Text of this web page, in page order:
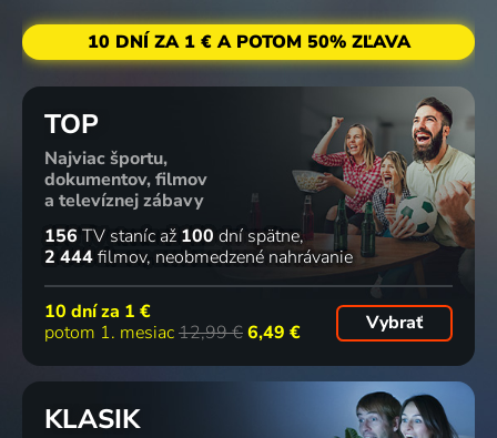
10 DNÍ ZA 1 € A POTOM 50% ZĽAVA
TOP
Najviac športu,
dokumentov, filmov
a televíznej zábavy
156 TV staníc až 100 dní spätne
2 444filmov neobmedzené nahrávanie
10 dní za 1 €
potom 1. mesiac12,99 €6,49 € Vybrať
KLASIK